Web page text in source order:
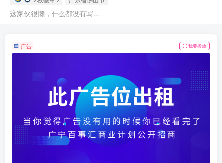
这家伙很懒，什么都没有写...
广告 我要投放